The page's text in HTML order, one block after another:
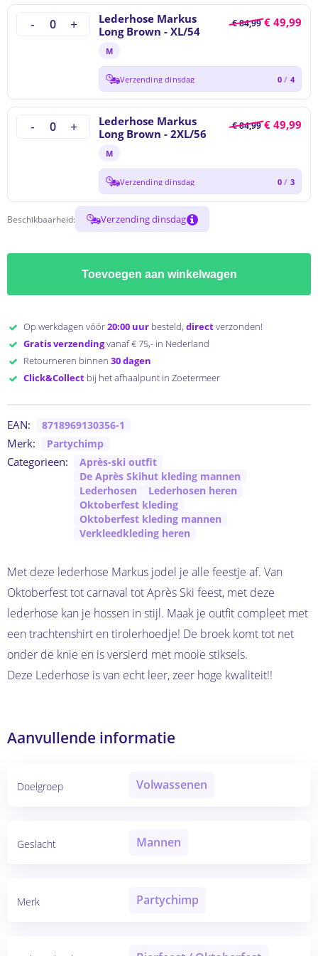
Lederhose Markus
Long Brown - XL/54
M
€84,99 € 49,99
Verzending dinsdag 0 / 4
Lederhose Markus
Long Brown - 2XL/56
M
€84,99 € 49,99
Verzending dinsdag 0 / 3
Beschikbaarheid: Verzending dinsdag
Toevoegen aan winkelwagen
Op werkdagen vóór20:00 uurbesteld, directverzonden!
Gratis verzendingvanaf € 75,- in Nederland
Retourneren binnen 30 dagen
Click&Collectbij het afhaalpunt in Zoetermeer
EAN: 8718969130356-1
Merk: Partychimp
Categorieen:
Après-ski outfit
De Après Skihut kleding mannen
Lederhosen
Lederhosen heren
Oktoberfest kleding
Oktoberfest kleding mannen
Verkleedkleding heren
Met deze lederhose Markus jodel je alle feestje af. Van
Oktoberfest tot carnaval tot Après Ski feest, met deze
lederhose kan je hossen in stijl. Maak je outfit compleet met
een trachtenshirt en tirolerhoedje! De broek komt tot net
onder de knie en is versierd met mooie stiksels.
Deze Lederhose is van echt leer, zeer hoge kwaliteit!!
Aanvullende informatie
Doelgroep Volwassenen
Geslacht Mannen
Merk Partychimp